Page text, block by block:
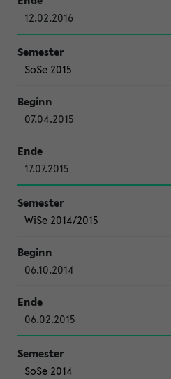
12.02.2016
SoSe 2015
07.04.2015
17.07.2015
WiSe 2014/2015
06.10.2014
06.02.2015
SoSe 2014